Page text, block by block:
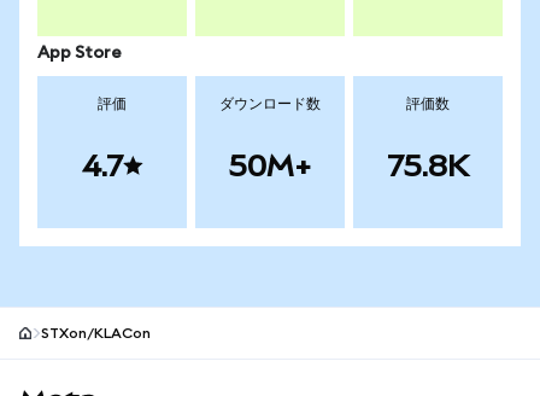
App Store
評価
4.7
ダウンロード数
50M+
評価数
75.8K
STXon/KLACon